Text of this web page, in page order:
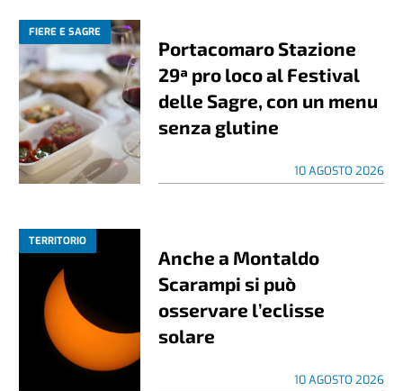
FIERE E SAGRE
Portacomaro Stazione
29ª pro loco al Festival
delle Sagre, con un menu
senza glutine
10 AGOSTO 2026
TERRITORIO
Anche a Montaldo
Scarampi si può
osservare l’eclisse
solare
10 AGOSTO 2026